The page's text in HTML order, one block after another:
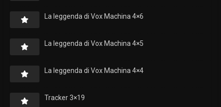
La leggenda di Vox Machina 4×6
La leggenda di Vox Machina 4×5
La leggenda di Vox Machina 4×4
Tracker 3×19